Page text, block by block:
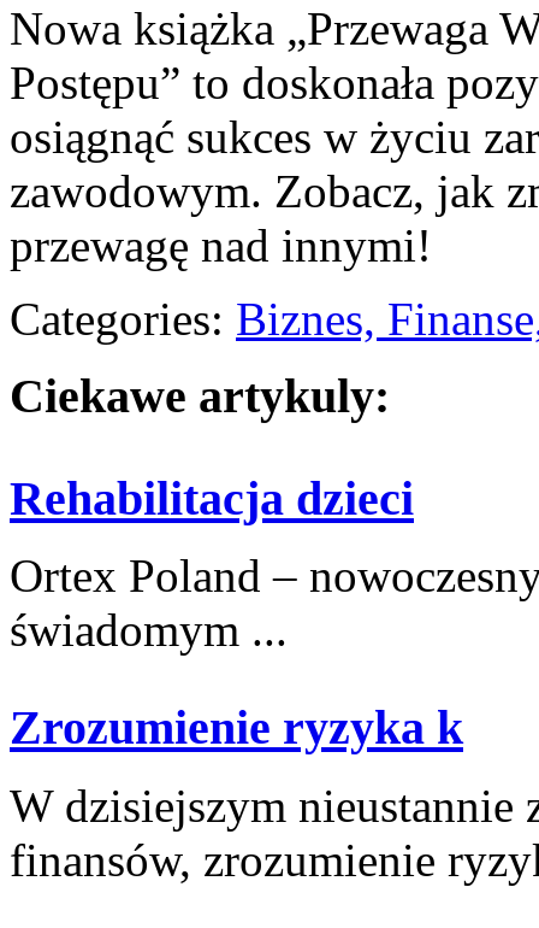
Nowa książka „Przewaga
Postępu” to doskonała
osiągnąć sukces w życiu
zawodowym. Zobacz, jak
przewagę nad innymi!
Categories: Biznes,
Ciekawe artykuly:
Rehabilitacja dzieci
Ortex Poland –
świadomym ...
Zrozumienie ryzyka k
W dzisiejszym‌ nieustannie
finansów, zrozumienie⁤